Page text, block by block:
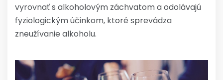
vyrovnať s alkoholovým záchvatom a odolávajú
fyziologickým účinkom, ktoré sprevádza
zneužívanie alkoholu.